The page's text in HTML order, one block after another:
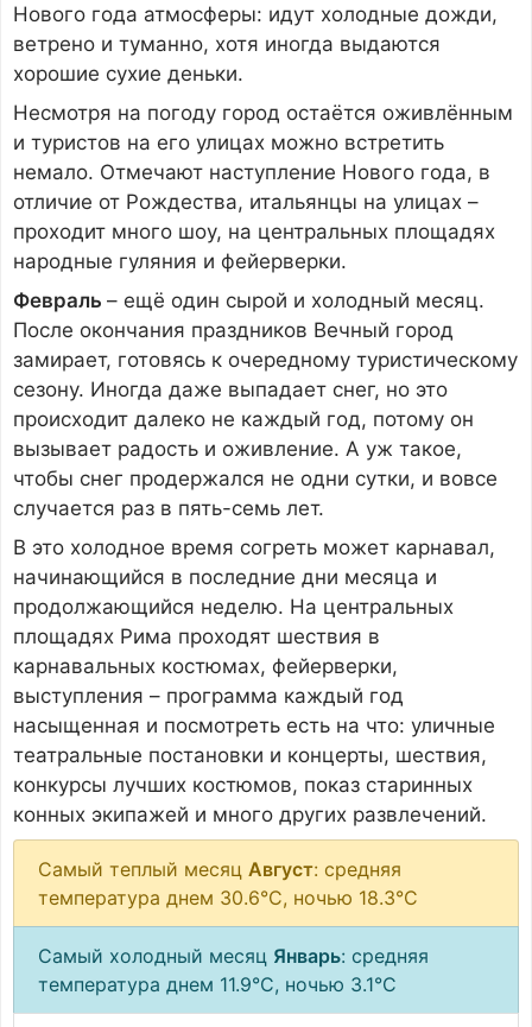
Нового года атмосферы: идут холодные дожди,
ветрено и туманно, хотя иногда выдаются
хорошие сухие деньки.
Несмотря на погоду город остаётся оживлённым
и туристов на его улицах можно встретить
немало. Отмечают наступление Нового года, в
отличие от Рождества, итальянцы на улицах –
проходит много шоу, на центральных площадях
народные гуляния и фейерверки.
Февраль – ещё один сырой и холодный месяц.
После окончания праздников Вечный город
замирает, готовясь к очередному туристическому
сезону. Иногда даже выпадает снег, но это
происходит далеко не каждый год, потому он
вызывает радость и оживление. А уж такое,
чтобы снег продержался не одни сутки, и вовсе
случается раз в пять-семь лет.
В это холодное время согреть может карнавал,
начинающийся в последние дни месяца и
продолжающийся неделю. На центральных
площадях Рима проходят шествия в
карнавальных костюмах, фейерверки,
выступления – программа каждый год
насыщенная и посмотреть есть на что: уличные
театральные постановки и концерты, шествия,
конкурсы лучших костюмов, показ старинных
конных экипажей и много других развлечений.
Самый теплый месяц Август: средняя
температура днем 30.6°C, ночью 18.3°C
Самый холодный месяц Январь: средняя
температура днем 11.9°C, ночью 3.1°C